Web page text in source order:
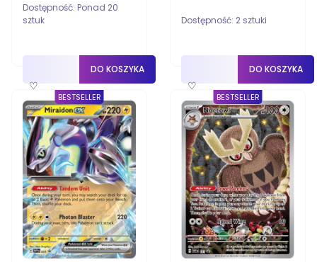
Dostępność: Ponad 20
sztuk
♡
DO KOSZYKA
Dostępność: 2 sztuki
♡
DO KOSZYKA
BESTSELLER BESTSELLER